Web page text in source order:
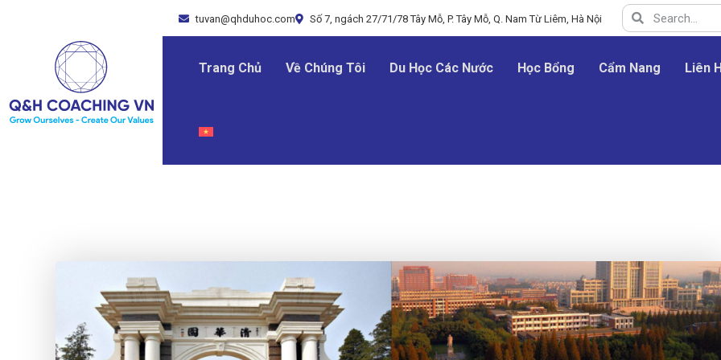
tuvan@qhduhoc.com Số 7, ngách 27/71/78 Tây Mỗ, P. Tây Mỗ, Q. Nam Từ Liêm, Hà Nội
Trang Chủ Về Chúng Tôi Du Học Các Nước Học Bổng Cẩm Nang Liên